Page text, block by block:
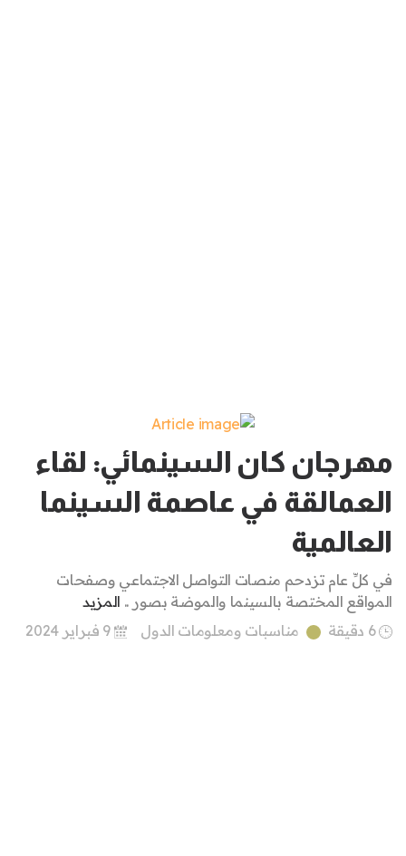
مهرجان كان السينمائي: لقاء
العمالقة في عاصمة السينما
العالمية
في كلِّ عام تزدحم منصات التواصل الاجتماعي وصفحات
المواقع المختصة بالسينما والموضة بصور .. المزيد
6 دقيقة
مناسبات ومعلومات الدول